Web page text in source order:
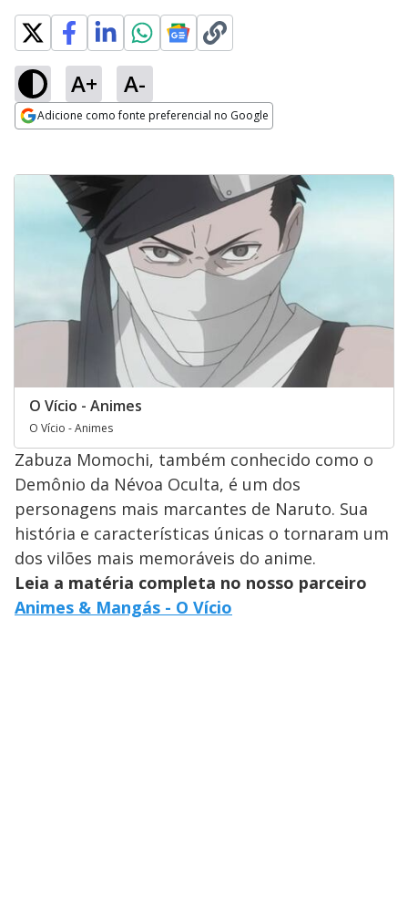
A+ A-
Adicione como fonte preferencial no Google
O Vício - Animes
O Vício - Animes
Zabuza Momochi, também conhecido como o
Demônio da Névoa Oculta, é um dos
personagens mais marcantes de Naruto. Sua
história e características únicas o tornaram um
dos vilões mais memoráveis do anime.
Leia a matéria completa no nosso parceiro
Animes & Mangás - O Vício